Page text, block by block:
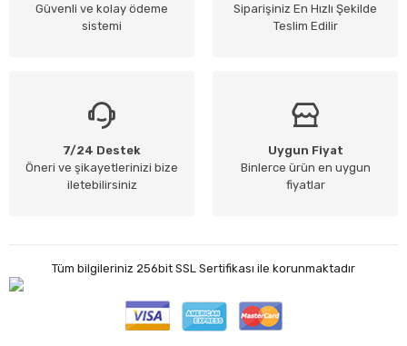
Güvenli ve kolay ödeme
sistemi
Siparişiniz En Hızlı Şekilde
Teslim Edilir
7/24 Destek
Öneri ve şikayetlerinizi bize
iletebilirsiniz
Uygun Fiyat
Binlerce ürün en uygun
fiyatlar
Tüm bilgileriniz 256bit SSL Sertifikası ile korunmaktadır